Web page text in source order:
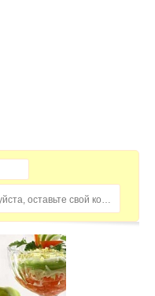
Домохозяйка, пожалуйста, оставьте свой комментарий...